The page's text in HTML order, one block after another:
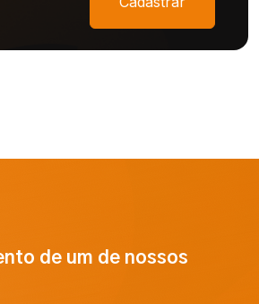
de um de nossos